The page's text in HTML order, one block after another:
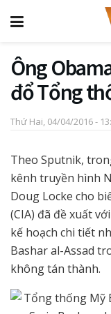
Ông
đổ Tổng
Thứ Hai, 04/04/2016 -
Theo Sputnik,
kênh truyền hình
Doug Locke cho
(CIA) đã đề xuất
kế hoạch chi tiết
Bashar al-Assad
không tán thành.